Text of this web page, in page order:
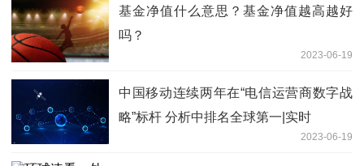
基金净值什么意思？基金净值越高越好
吗？
2023-06-19
中国移动连续两年在“电信运营商数字战
略”标杆 分析中排名全球第一|实时
2023-06-19